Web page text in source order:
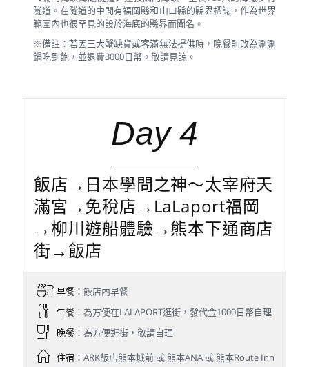
隧道。在隧道的中間有福岡縣和山口縣的縣界標誌，作為世界
範圍內也很罕見的設於海底的縣界而聞名。
※備註：若因三大蟹缺貨或客滿無法提供時，晚餐則改為涮涮
鍋吃到飽，並退費3000日幣。敬請見諒。
Day 4
飯店→日本學問之神～太宰府天
滿宮→免稅店→LaLaport福岡
→柳川遊船體驗→熊本下通商店
街→飯店
早餐：飯店內早餐
午餐：為方便在LALAPORT逛街，發代金1000日幣自理
晚餐：為方便逛街，敬請自理
住宿：ARK飯店熊本城前 或 熊本ANA 或 熊本Route Inn